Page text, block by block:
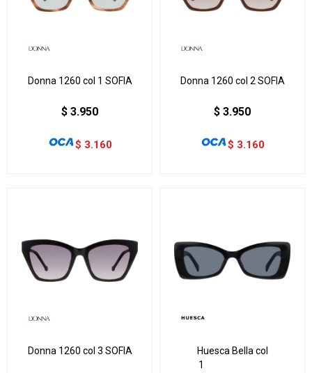
Donna 1260 col 1 SOFIA
$ 3.950
$ 3.160
Donna 1260 col 2 SOFIA
$ 3.950
$ 3.160
Donna 1260 col 3 SOFIA
Huesca Bella col
1